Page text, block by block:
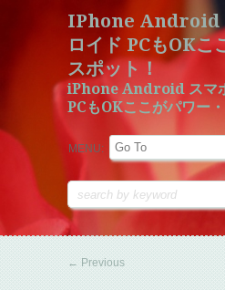
IPhone Android
ロイド PCもOKこ
スポット！
iPhone Android スマ
PCもOKここがパワー
MENU:
← Previous